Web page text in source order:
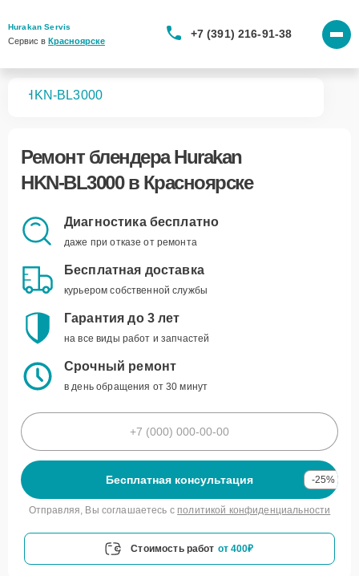
Hurakan Servis
Сервис в Красноярске
+7 (391) 216-91-38
HKN‑BL3000
Ремонт блендера Hurakan
HKN‑BL3000в Красноярске
Диагностика бесплатно
даже при отказе от ремонта
Бесплатная доставка
курьером собственной службы
Гарантия до 3 лет
на все виды работ и запчастей
Срочный ремонт
в день обращения от 30 минут
Бесплатная консультация -25%
Отправляя, Вы соглашаетесь с политикой конфиденциальности
Стоимость работ от 400₽